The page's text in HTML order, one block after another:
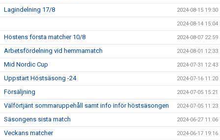
Lagindelning 17/8 2024-08-15 19:30
2024-08-14 15:04
Höstens första matcher 10/8 2024-08-07 22:59
Arbetsfördelning vid hemmamatch 2024-08-01 12:33
Mid Nordic Cup 2024-07-31 12:43
Uppstart Höstsäsong -24 2024-07-16 11:20
Försäljning 2024-07-05 15:21
Välförtjänt sommaruppehåll samt info inför höstsäsongen 2024-07-05 11:23
Säsongens sista match 2024-06-27 11:06
Veckans matcher 2024-06-17 19:16